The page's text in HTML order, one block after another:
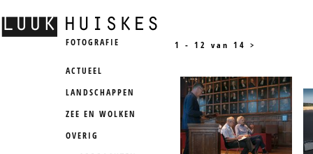
FOTOGRAFIE
ACTUEEL
LANDSCHAPPEN
ZEE EN WOLKEN
OVERIG
1 - 12 van 14 >